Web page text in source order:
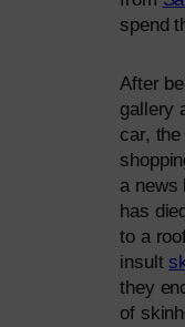
spend
After
gal­lery
car,
a news
has
to a
insult
they
of